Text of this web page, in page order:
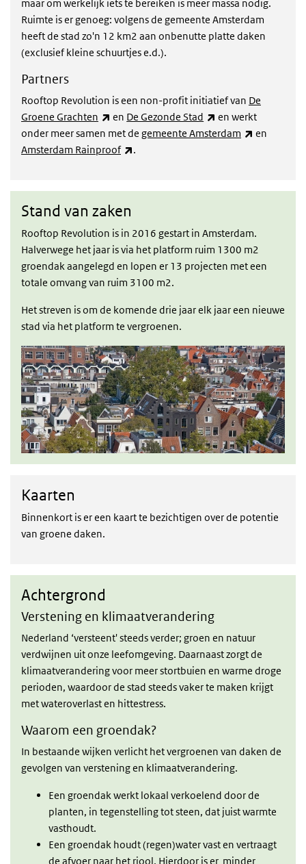
maar om werkelijk iets te bereiken is meer massa nodig.
Ruimte is er genoeg: volgens de gemeente Amsterdam
heeft de stad zo'n 12 km2 aan onbenutte platte daken
(exclusief kleine schuurtjes e.d.).
Partners
Rooftop Revolution is een non-profit initiatief van De
Groene Grachten
(externe link)
en De Gezonde Stad (externe link)
en werkt
onder meer samen met de gemeente Amsterdam (externe
en
Amsterdam Rainproof
(externe link)
.
Stand van zaken
Rooftop Revolution is in 2016 gestart in Amsterdam.
Halverwege het jaar is via het platform ruim 1300 m2
groendak aangelegd en lopen er 13 projecten met een
totale omvang van ruim 3100 m2.
Het streven is om de komende drie jaar elk jaar een nieuwe
stad via het platform te vergroenen.
Kaarten
Binnenkort is er een kaart te bezichtigen over de potentie
van groene daken.
Achtergrond
Verstening en klimaatverandering
Nederland ‘versteent' steeds verder; groen en natuur
verdwijnen uit onze leefomgeving. Daarnaast zorgt de
klimaatverandering voor meer stortbuien en warme droge
perioden, waardoor de stad steeds vaker te maken krijgt
met wateroverlast en hittestress.
Waarom een groendak?
In bestaande wijken verlicht het vergroenen van daken de
gevolgen van verstening en klimaatverandering.
Een groendak werkt lokaal verkoelend door de
planten, in tegenstelling tot steen, dat juist warmte
vasthoudt.
Een groendak houdt (regen)water vast en vertraagt
de afvoer naar het riool. Hierdoor is er minder